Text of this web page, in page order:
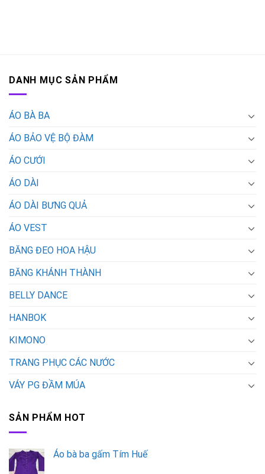
DANH MỤC SẢN PHẨM
ÁO BÀ BA
ÁO BẢO VỆ BỘ ĐÀM
ÁO CƯỚI
ÁO DÀI
ÁO DÀI BƯNG QUẢ
ÁO VEST
BĂNG ĐEO HOA HẬU
BĂNG KHÁNH THÀNH
BELLY DANCE
HANBOK
KIMONO
TRANG PHỤC CÁC NƯỚC
VÁY PG ĐẦM MÚA
SẢN PHẨM HOT
Áo bà ba gấm Tím Huế